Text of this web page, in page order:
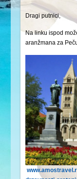
Dragi putnici,
Na linku ispod
aranžmana za